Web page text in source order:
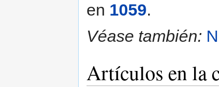
en 1059.
Véase también:
Artículos en la